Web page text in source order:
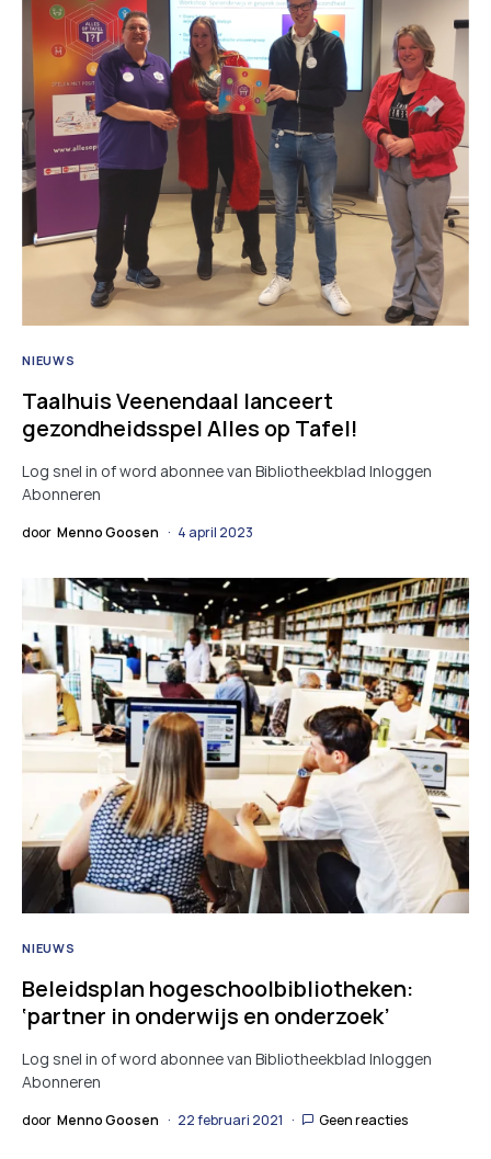
NIEUWS
Taalhuis Veenendaal lanceert
gezondheidsspel Alles op Tafel!
Log snel in of word abonnee van Bibliotheekblad Inloggen
Abonneren
door Menno Goosen 4 april 2023
NIEUWS
Beleidsplan hogeschoolbibliotheken:
‘partner in onderwijs en onderzoek’
Log snel in of word abonnee van Bibliotheekblad Inloggen
Abonneren
door Menno Goosen 22 februari 2021 Geen reacties